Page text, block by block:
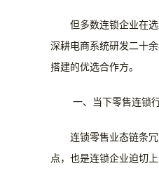
但多数连锁企业在
深耕电商系统研发二十
搭建的优选合作方。
一、当下零售连锁
连锁零售业态链条
点，也是连锁企业迫切